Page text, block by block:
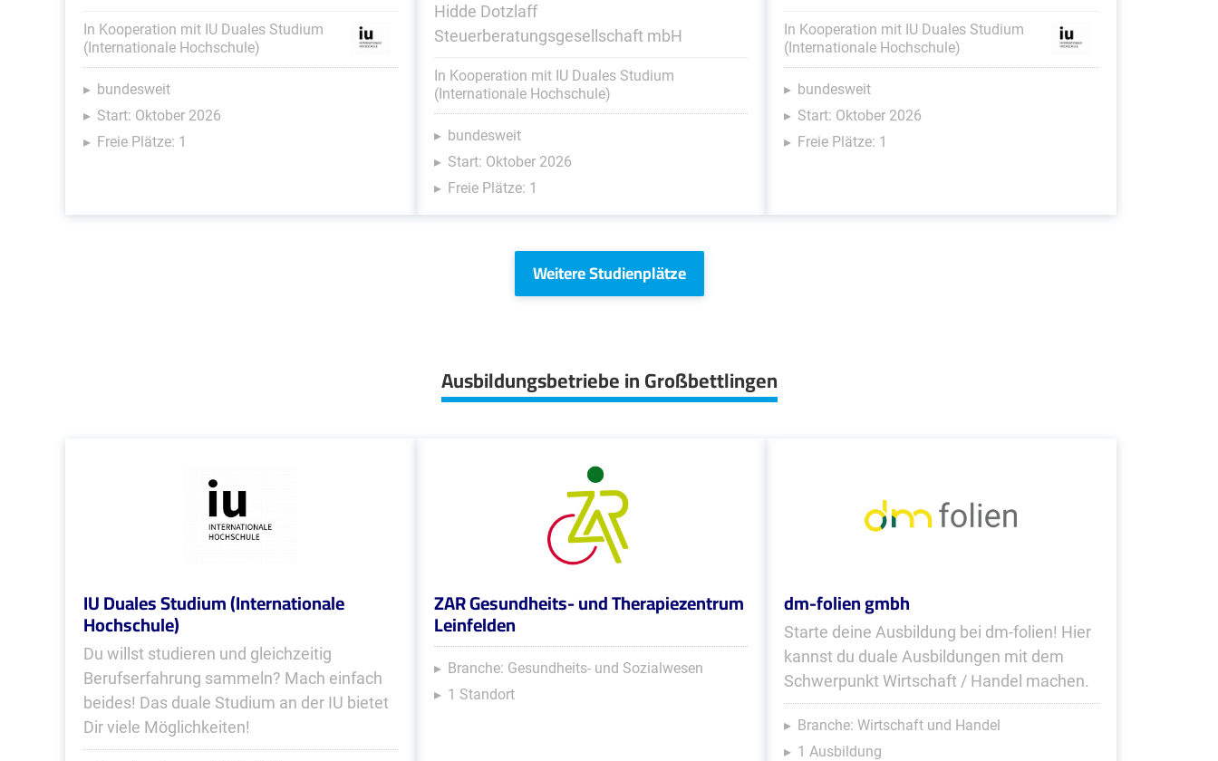
In Kooperation mit IU Duales Studium
(Internationale Hochschule)
bundesweit
Start: Oktober 2026
Freie Plätze: 1
Hidde Dotzlaff
Steuerberatungsgesellschaft mbH
In Kooperation mit IU Duales Studium
(Internationale Hochschule)
bundesweit
Start: Oktober 2026
Freie Plätze: 1
In Kooperation mit IU Duales Studium
(Internationale Hochschule)
bundesweit
Start: Oktober 2026
Freie Plätze: 1
Weitere Studienplätze
Ausbildungsbetriebe in Großbettlingen
IU Duales Studium (Internationale
Hochschule)
Du willst studieren und gleichzeitig
Berufserfahrung sammeln? Mach einfach
beides! Das duale Studium an der IU bietet
Dir viele Möglichkeiten!
ZAR Gesundheits- und Therapiezentrum
Leinfelden
Branche: Gesundheits- und Sozialwesen
1 Standort
dm-folien gmbh
Starte deine Ausbildung bei dm-folien! Hier
kannst du duale Ausbildungen mit dem
Schwerpunkt Wirtschaft / Handel machen.
Branche: Wirtschaft und Handel
1 Ausbildung